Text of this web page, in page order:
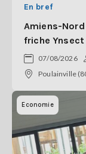
En bref
Amiens-
friche
07/08/2026
Poulainville
Economie